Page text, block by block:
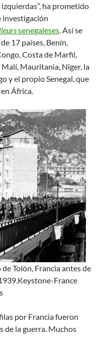
ha prometido
investigación
senegaleses . Así se
17 países, Benín,
Costa de Marfil,
Mauritania, Niger, la
y el propio Senegal, que
África.
de Tolón, Francia antes de
Keystone-France
por Francia fueron
de la guerra. Muchos